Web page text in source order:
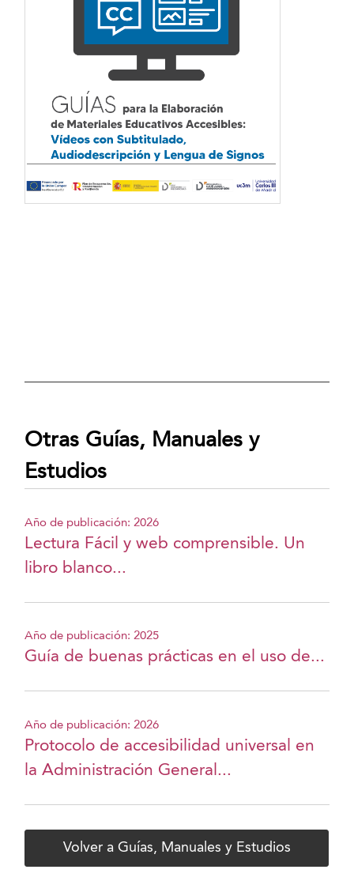
Otras Guías, Manuales y
Estudios
Año de publicación: 2026
Lectura Fácil y web comprensible. Un
libro blanco...
Año de publicación: 2025
Guía de buenas prácticas en el uso de...
Año de publicación: 2026
Protocolo de accesibilidad universal en
la Administración General...
Volver a Guías, Manuales y Estudios